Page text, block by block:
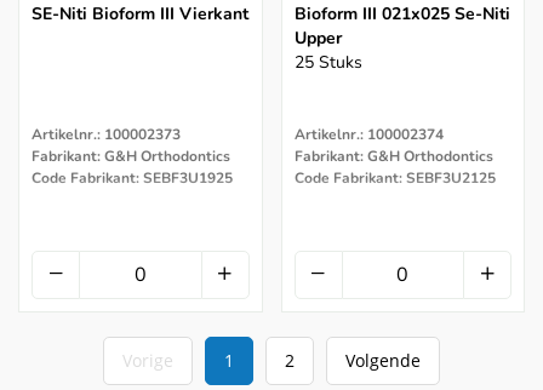
SE-Niti Bioform III Vierkant
Artikelnr.: 100002373
Fabrikant: G&H Orthodontics
Code Fabrikant: SEBF3U1925
Bioform III 021x025 Se-Niti
Upper
25 Stuks
Artikelnr.: 100002374
Fabrikant: G&H Orthodontics
Code Fabrikant: SEBF3U2125
Vorige 1 2 Volgende